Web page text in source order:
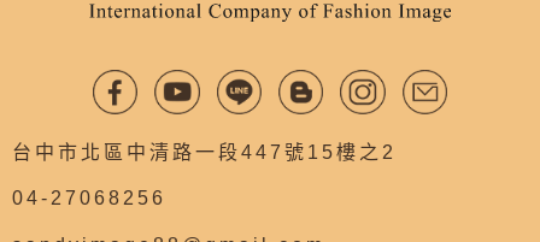
台中市北區中清路一段447號15樓之2
04-27068256